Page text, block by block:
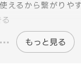
えるから繋がりや
もっと見る